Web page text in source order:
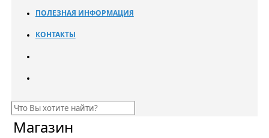
ПОЛЕЗНАЯ ИНФОРМАЦИЯ
КОНТАКТЫ
Магазин